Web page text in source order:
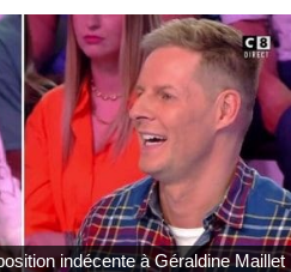
0
3
/
2
0
2
2
à
1
5
:
5
indécente à Géraldine Maillet